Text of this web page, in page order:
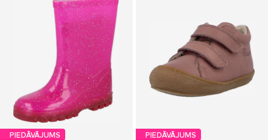
PIEDĀVĀJUMS PIEDĀVĀJUMS